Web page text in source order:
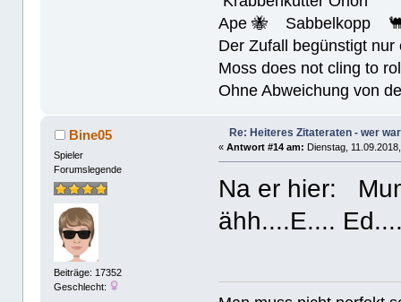
Ape 🐝 Sabbelkopp
Der Zufall begünstigt
Moss does not cling to
Ohne Abweichung von
Bine05
Spieler
Forumslegende
Beiträge: 17352
Geschlecht:
Re: Heiteres Zitateraten - wer
«Antwort #14 am: Dienstag,
Na er hier:
ähh....E....